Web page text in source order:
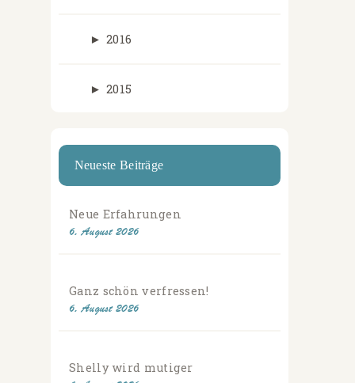
► 2016
► 2015
Neueste Beiträge
Neue Erfahrungen
6. August 2026
Ganz schön verfressen!
6. August 2026
Shelly wird mutiger